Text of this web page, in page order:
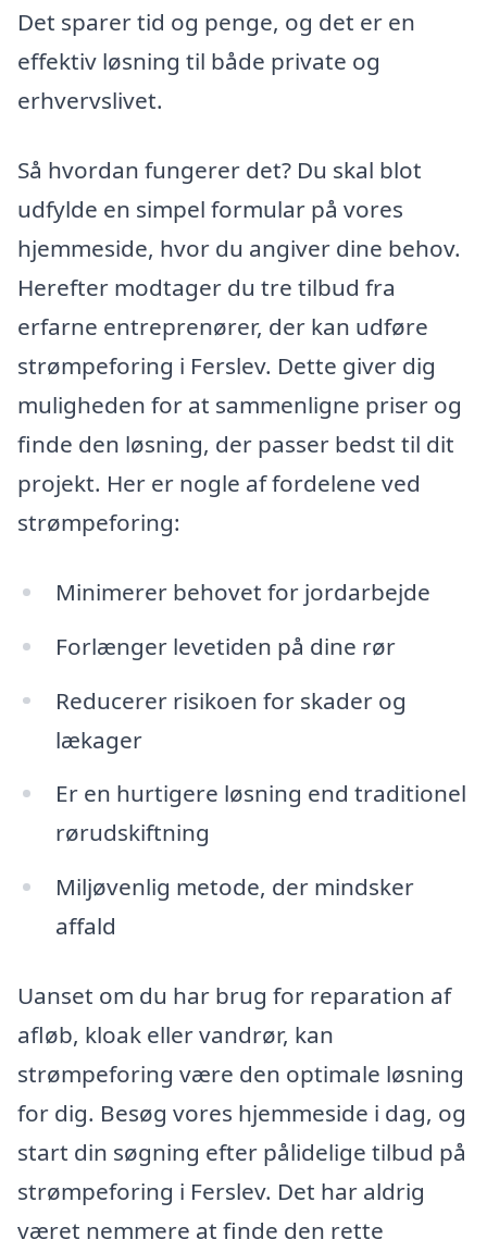
Det sparer tid og penge, og det er en
effektiv løsning til både private og
erhvervslivet.
Så hvordan fungerer det? Du skal blot
udfylde en simpel formular på vores
hjemmeside, hvor du angiver dine behov.
Herefter modtager du tre tilbud fra
erfarne entreprenører, der kan udføre
strømpeforing i Ferslev. Dette giver dig
muligheden for at sammenligne priser og
finde den løsning, der passer bedst til dit
projekt. Her er nogle af fordelene ved
strømpeforing:
Minimerer behovet for jordarbejde
Forlænger levetiden på dine rør
Reducerer risikoen for skader og
lækager
Er en hurtigere løsning end traditionel
rørudskiftning
Miljøvenlig metode, der mindsker
affald
Uanset om du har brug for reparation af
afløb, kloak eller vandrør, kan
strømpeforing være den optimale løsning
for dig. Besøg vores hjemmeside i dag, og
start din søgning efter pålidelige tilbud på
strømpeforing i Ferslev. Det har aldrig
været nemmere at finde den rette